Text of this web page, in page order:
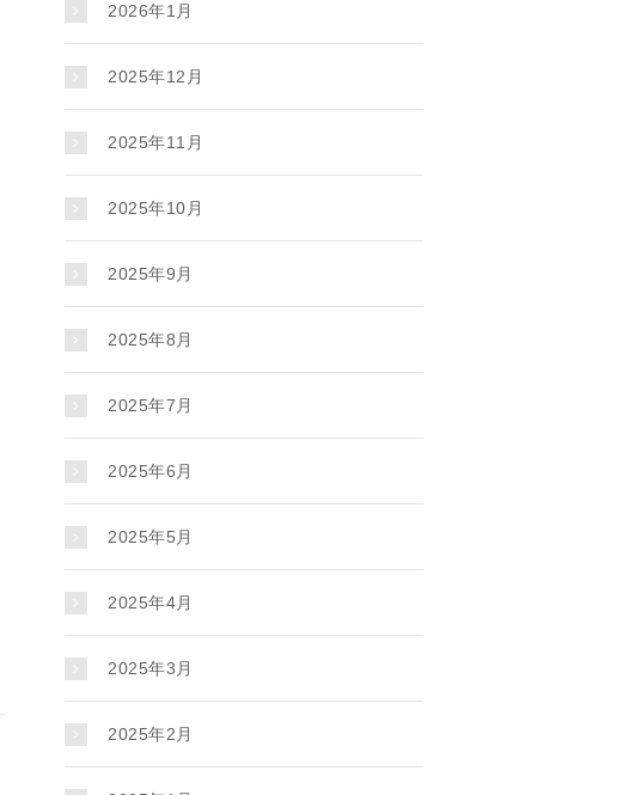
2026年1月
2025年12月
2025年11月
2025年10月
2025年9月
2025年8月
2025年7月
2025年6月
2025年5月
2025年4月
2025年3月
2025年2月